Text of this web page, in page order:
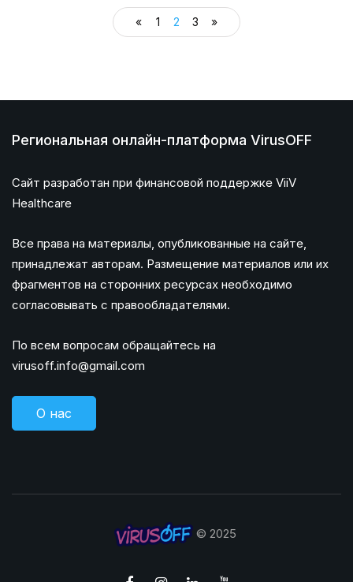
« 1 2 3 »
Региональная онлайн-платформа VirusOFF
Сайт разработан при финансовой поддержке ViiV
Healthcare
Все права на материалы, опубликованные на сайте,
принадлежат авторам. Размещение материалов или их
фрагментов на сторонних ресурсах необходимо
согласовывать с правообладателями.
По всем вопросам обращайтесь на
virusoff.info@gmail.com
О нас
© 2025